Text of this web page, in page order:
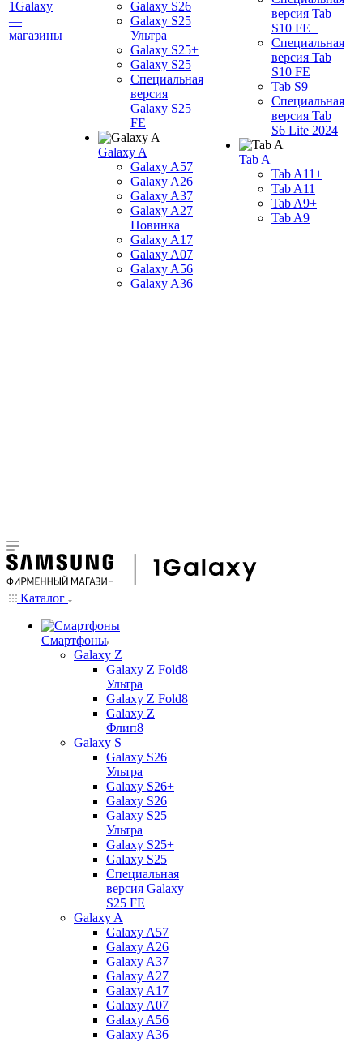
1Galaxy
—
магазины
Galaxy S26
Galaxy S25
Ультра
Galaxy S25+
Galaxy S25
Специальная
версия
Galaxy S25
FE
Galaxy A
Galaxy A57
Galaxy A26
Galaxy A37
Galaxy A27
Новинка
Galaxy A17
Galaxy A07
Galaxy A56
Galaxy A36
версия Tab
S10 FE+
Специальная
версия Tab
S10 FE
Tab S9
Специальная
версия Tab
S6 Lite 2024
Tab A
Tab A11+
Tab A11
Tab A9+
Tab A9
Каталог
Смартфоны
Galaxy Z
Galaxy Z Fold8
Ультра
Galaxy Z Fold8
Galaxy Z
Флип8
Galaxy S
Galaxy S26
Ультра
Galaxy S26+
Galaxy S26
Galaxy S25
Ультра
Galaxy S25+
Galaxy S25
Специальная
версия Galaxy
S25 FE
Galaxy A
Galaxy A57
Galaxy A26
Galaxy A37
Galaxy A27
Galaxy A17
Galaxy A07
Galaxy A56
Galaxy A36